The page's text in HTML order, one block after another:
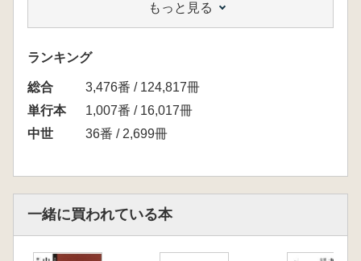
第1節 住之江鏡・住吉鏡に関する一考察
第2節 擬漢鏡に関する一考察
第3節 鎌倉の中世和鏡
第4章 和鏡と信仰
第1節 鏡信仰上の和鏡の形態と仮称「椎葉
鏡」の提唱― 宮崎県椎葉村に伝世する和鏡を
事例として―
第5章 中世の大形和鏡・中形和鏡
もっと見る
ランキング
総合
3,476番 / 124,817冊
単行本
1,007番 / 16,017冊
中世
36番 / 2,699冊
一緒に買われている本